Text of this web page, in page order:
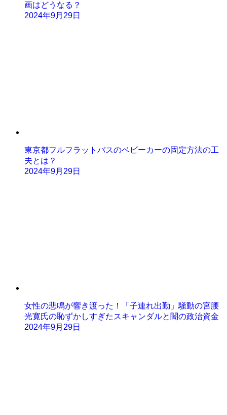
画はどうなる？
2024年9月29日
東京都フルフラットバスのベビーカーの固定方法の工
夫とは？
2024年9月29日
女性の悲鳴が響き渡った！「子連れ出勤」騒動の宮腰
光寛氏の恥ずかしすぎたスキャンダルと闇の政治資金
2024年9月29日